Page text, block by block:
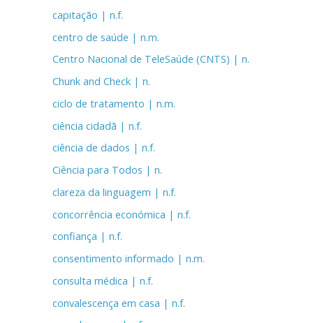
capitação | n.f.
centro de saúde | n.m.
Centro Nacional de TeleSaúde (CNTS) | n.
Chunk and Check | n.
ciclo de tratamento | n.m.
ciência cidadã | n.f.
ciência de dados | n.f.
Ciência para Todos | n.
clareza da linguagem | n.f.
concorrência económica | n.f.
confiança | n.f.
consentimento informado | n.m.
consulta médica | n.f.
convalescença em casa | n.f.